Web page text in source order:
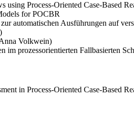
Process-Oriented Case-Based
for POCBR
automatischen Ausführungen auf
Volkwein)
prozessorientierten Fallbasierten
in Process-Oriented Case-Based